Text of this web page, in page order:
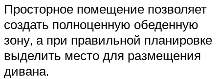
Просторное помещение позволяет
создать полноценную обеденную
зону, а при правильной планировке
выделить место для размещения
дивана.